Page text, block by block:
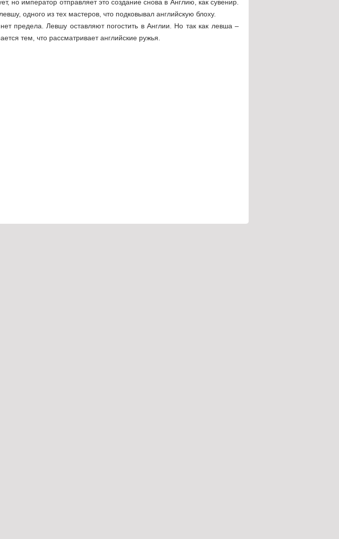
но император отправляет это создание снова в Англию, как сувенир.
одного из тех мастеров, что подковывал английскую блоху.
предела. Левшу оставляют погостить в Англии. Но так как левша –
тем, что рассматривает английские ружья.